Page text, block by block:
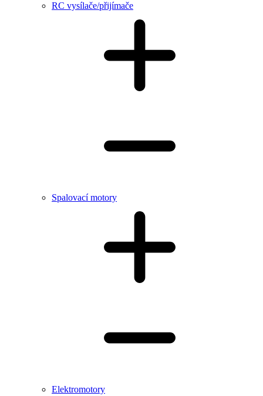
RC vysílače/přijímače
Spalovací motory
Elektromotory